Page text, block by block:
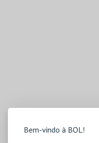
Bem-vindo à BOL!